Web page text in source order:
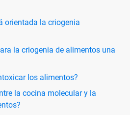
orientada la criogenia
la criogenia de alimentos una
los alimentos?
la cocina molecular y la